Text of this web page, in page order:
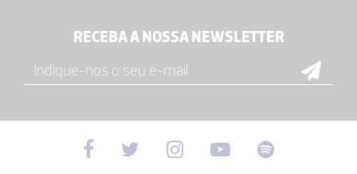
RECEBA A NOSSA NEWSLETTER